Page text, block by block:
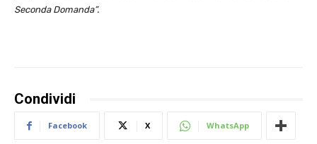
Seconda Domanda”.
Condividi
Facebook X WhatsApp